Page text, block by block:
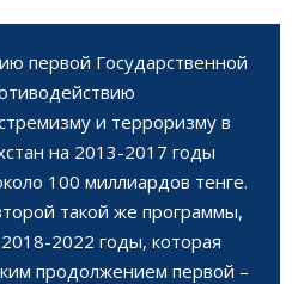
первой Государственной
и терроризму в
на 2013-2017 годы
100 миллиардов тенге.
такой же программы,
2022 годы, которая
продолжением первой –